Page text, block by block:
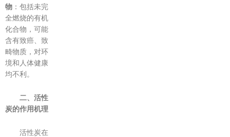
物 ：包括未完
全燃烧的有机
化合物，可能
含有致癌、致
畸物质，对环
境和人体健康
均不利。
二、活性
炭的作用机理
活性炭在